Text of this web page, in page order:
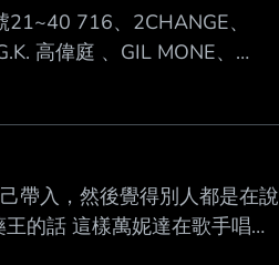
716、2CHANGE、
高偉庭 、GIL MONE、
9.4.0、 Joshtrynagethigh、
帶入，然後覺得別人都是在說
的話 這樣萬妮達在歌手唱